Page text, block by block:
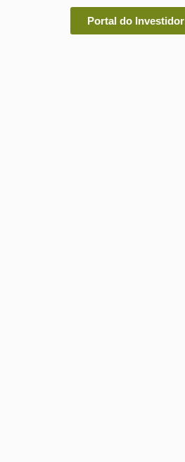
Portal do Investidor